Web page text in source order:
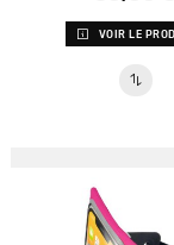
VOIR LE